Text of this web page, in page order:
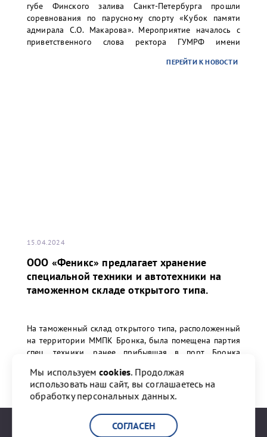
губе Финского залива Санкт-Петербурга прошли
соревнования по парусному спорту «Кубок памяти
адмирала С.О. Макарова». Мероприятие началось с
приветственного слова ректора ГУМРФ имени
Олеговича. Торжественное открытие сопровождалось
ПЕРЕЙТИ К НОВОСТИ
15.04.2024
ООО «Феникс» предлагает хранение
специальной техники и автотехники на
таможенном складе открытого типа.
На таможенный склад открытого типа, расположенный
на территории ММПК Бронка, была помещена партия
спец. техники, ранее прибывшая в порт Бронка
ПЕРЕЙТИ К НОВОСТИ
Мы используем cookies. Продолжая
использовать наш сайт, вы соглашаетесь на
обработку персональных данных.
СОГЛАСЕН